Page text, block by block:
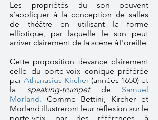
Les propriétés du son peuvent
s’appliquer à la conception de salles
de théâtre en utilisant la forme
elliptique, par laquelle le son peut
arriver clairement de la scène à l'oreille
Cette proposition devance clairement
celle du porte-voix conique préférée
par Athanasius Kircher (années 1650) et
la speaking-trumpet de
Samuel
Morland. Comme Bettini, Kircher et
Morland illustreront leur réflexion sur le
porte-voix par des références à